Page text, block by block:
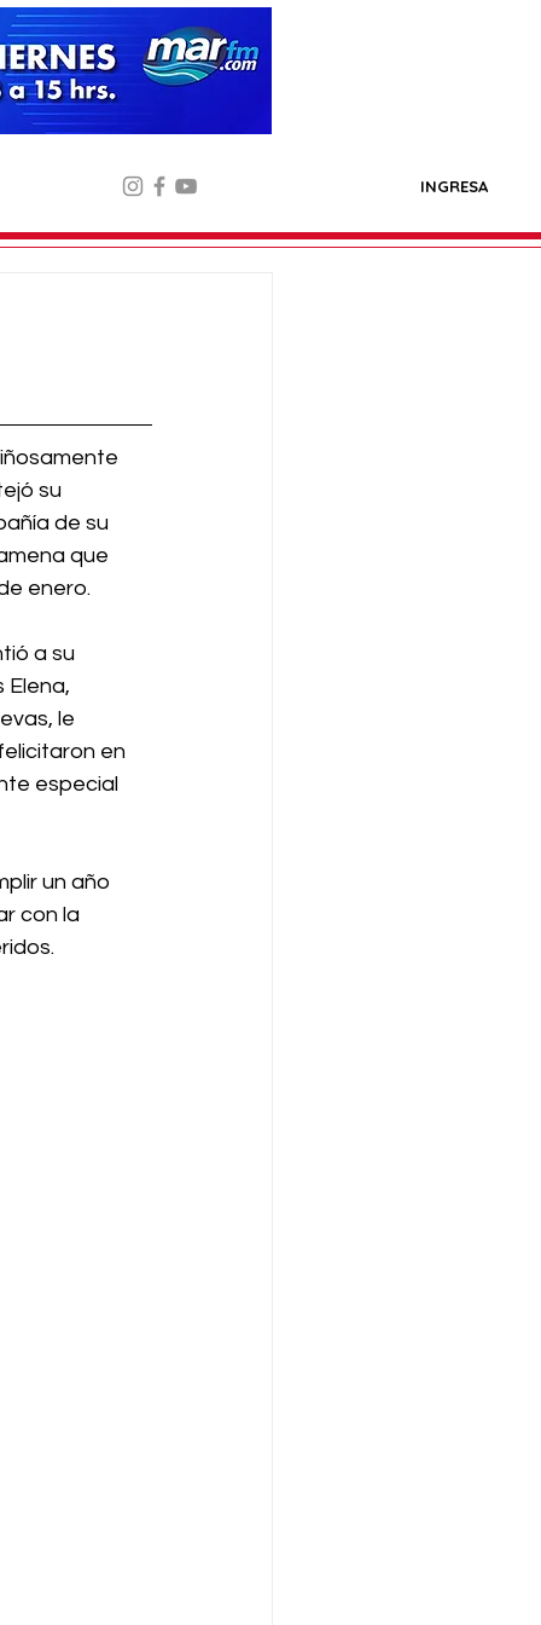
INGRESA
su
de su
que
enero.
a su
Elena,
le
en
especial
un año
con la